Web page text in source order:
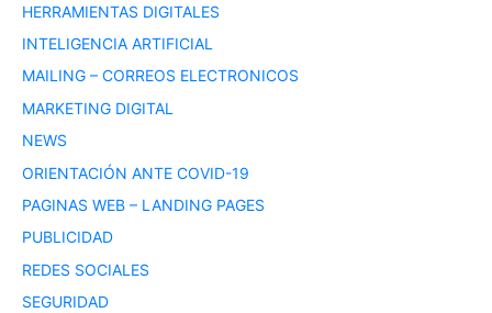
HERRAMIENTAS DIGITALES
INTELIGENCIA ARTIFICIAL
MAILING – CORREOS ELECTRONICOS
MARKETING DIGITAL
NEWS
ORIENTACIÓN ANTE COVID-19
PAGINAS WEB – LANDING PAGES
PUBLICIDAD
REDES SOCIALES
SEGURIDAD